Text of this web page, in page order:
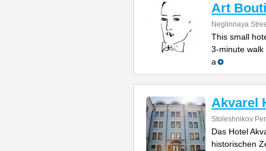
Art
Neglinnaya
This small
3-minute
a
Akvarel
Stoleshnikov
Das Hotel
historischen